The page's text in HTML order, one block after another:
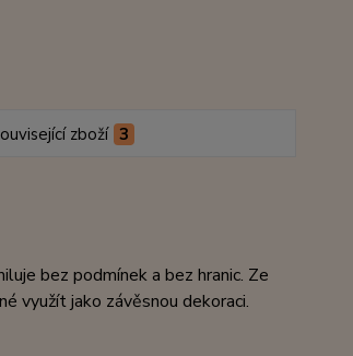
zboží 3
bez podmínek a bez hranic. Ze
využít jako závěsnou dekoraci.